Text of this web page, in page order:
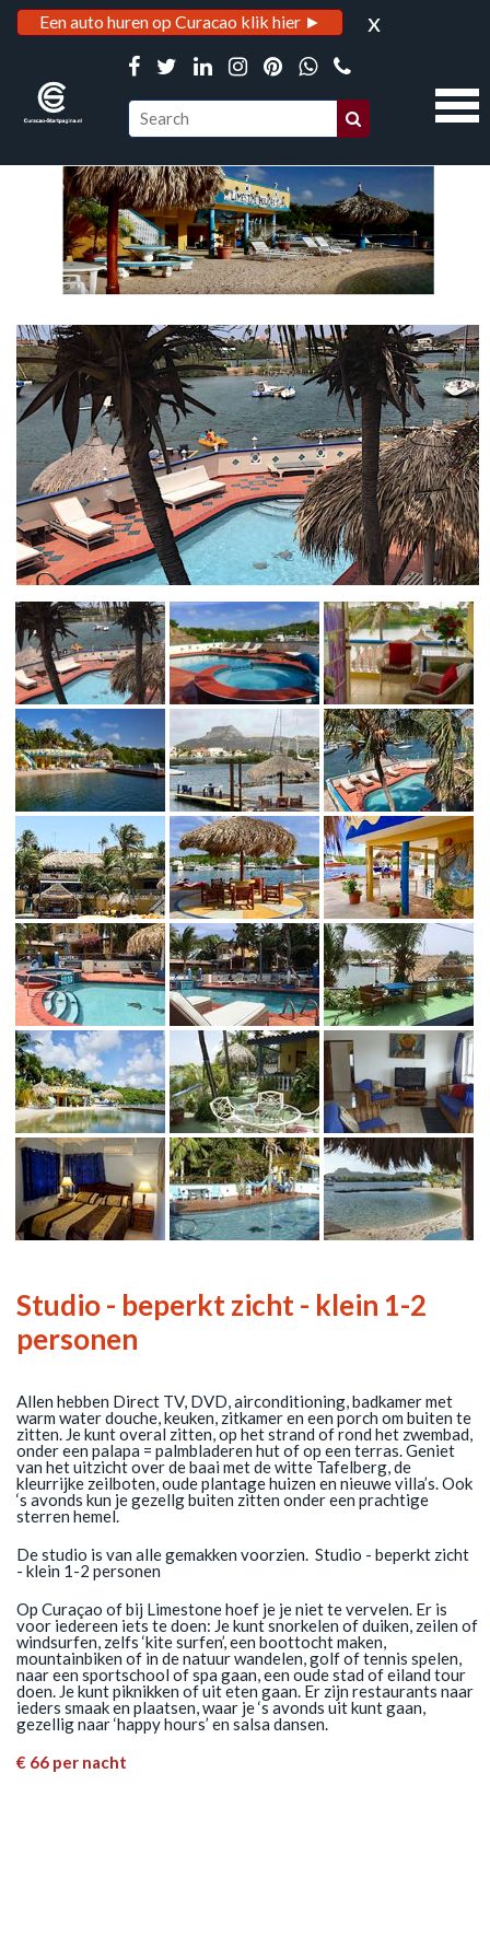
Een auto huren op Curacao klik hier ► x
Studio - beperkt zicht - klein 1-2
personen
Allen hebben Direct TV, DVD, airconditioning, badkamer met
warm water douche, keuken, zitkamer en een porch om buiten te
zitten. Je kunt overal zitten, op het strand of rond het zwembad,
onder een palapa = palmbladeren hut of op een terras. Geniet
van het uitzicht over de baai met de witte Tafelberg, de
kleurrijke zeilboten, oude plantage huizen en nieuwe villa’s. Ook
‘s avonds kun je gezellg buiten zitten onder een prachtige
sterren hemel.
De studio is van alle gemakken voorzien. Studio - beperkt zicht
- klein 1-2 personen
Op Curaçao of bij Limestone hoef je je niet te vervelen. Er is
voor iedereen iets te doen: Je kunt snorkelen of duiken, zeilen of
windsurfen, zelfs ‘kite surfen’, een boottocht maken,
mountainbiken of in de natuur wandelen, golf of tennis spelen,
naar een sportschool of spa gaan, een oude stad of eiland tour
doen. Je kunt piknikken of uit eten gaan. Er zijn restaurants naar
ieders smaak en plaatsen, waar je ‘s avonds uit kunt gaan,
gezellig naar ‘happy hours’ en salsa dansen.
€ 66 per nacht